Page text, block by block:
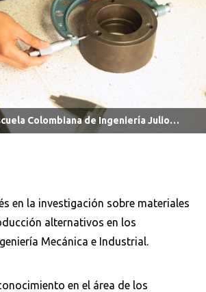
Colombiana de Ingeniería Julio
en la investigación sobre materiales
alternativos en los
Mecánica e Industrial.
en el área de los